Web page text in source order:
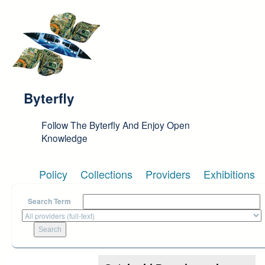
Byterfly
Follow The Byterfly And Enjoy Open
Knowledge
Policy Collections Providers Exhibitions
Search Term